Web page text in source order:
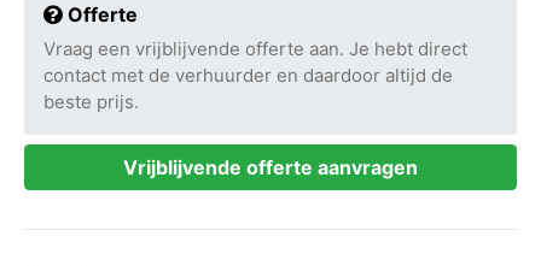
Offerte
Vraag een vrijblijvende offerte aan. Je hebt direct
contact met de verhuurder en daardoor altijd de
beste prijs.
Vrijblijvende offerte aanvragen